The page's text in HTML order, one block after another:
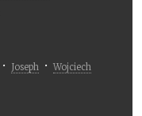
Joseph Wojciech